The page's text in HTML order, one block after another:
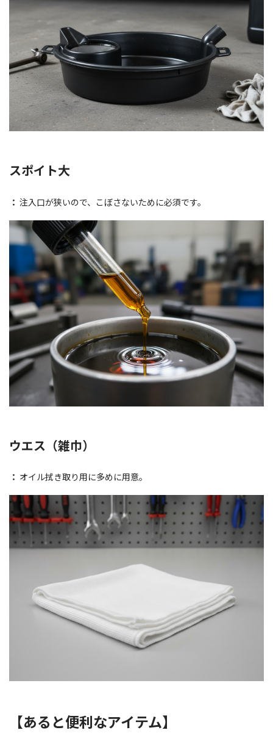
スポイト大
： 注入口が狭いので、こぼさないために必須です。
ウエス（雑巾）
： オイル拭き取り用に多めに用意。
【あると便利なアイテム】